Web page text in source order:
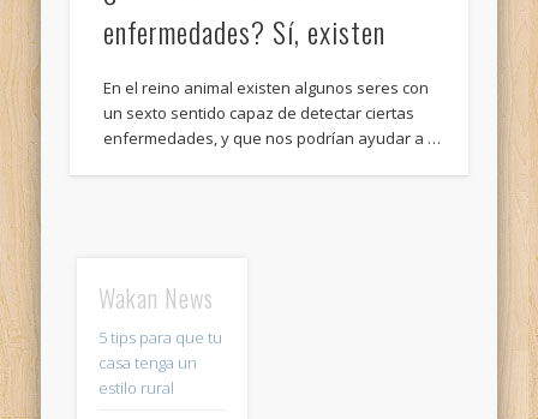
enfermedades? Sí, existen
En el reino animal existen algunos seres con
un sexto sentido capaz de detectar ciertas
enfermedades, y que nos podrían ayudar a …
Wakan News
5 tips para que tu
casa tenga un
estilo rural